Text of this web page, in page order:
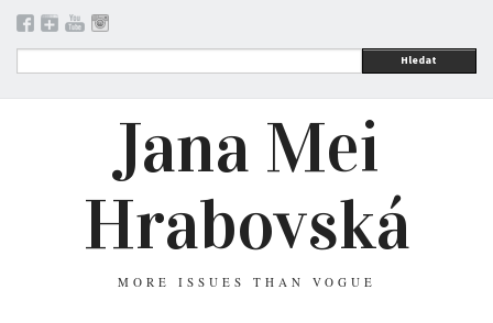
Hledat
Jana Mei
Hrabovská
MORE ISSUES THAN VOGUE